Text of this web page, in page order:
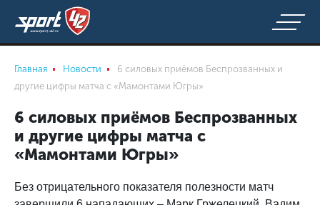
Главная Новости
6 силовых приёмов Беспрозванных и
другие цифры матча с «Мамонтами Югры»
6 силовых приёмов Беспрозванных
и другие цифры матча с
«Мамонтами Югры»
Без отрицательного показателя полезности матч